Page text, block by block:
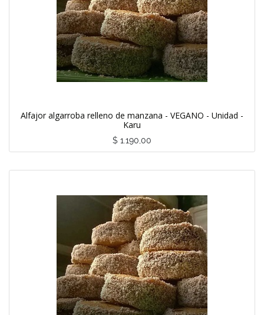
Alfajor algarroba relleno de manzana - VEGANO - Unidad -
Karu
$ 1.190,00